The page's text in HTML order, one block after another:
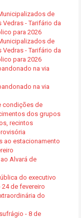
de
Vedras - Tarifário da
para 2026
de
Vedras - Tarifário da
para 2026
na via
na via
condições de
dos grupos
recintos
ao estacionamento
Alvará de
do executivo
de fevereiro
do
- 8 de